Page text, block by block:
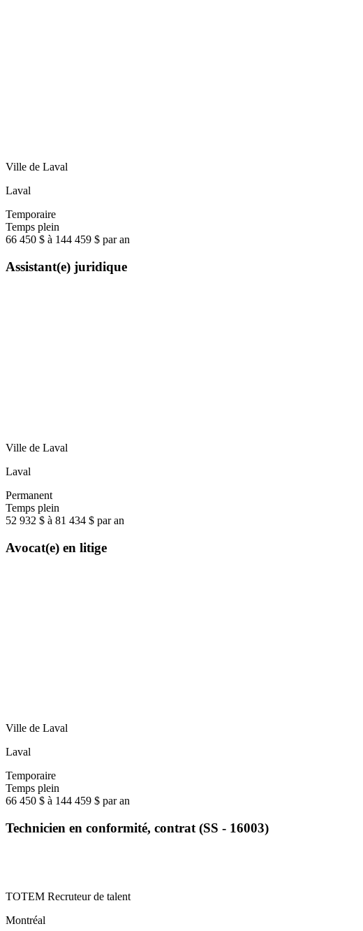
Ville de Laval
Laval
Temporaire
Temps plein
66 450 $ à 144 459 $ par an
Assistant(e) juridique
Ville de Laval
Laval
Permanent
Temps plein
52 932 $ à 81 434 $ par an
Avocat(e) en litige
Ville de Laval
Laval
Temporaire
Temps plein
66 450 $ à 144 459 $ par an
Technicien en conformité, contrat (SS - 16003)
TOTEM Recruteur de talent
Montréal